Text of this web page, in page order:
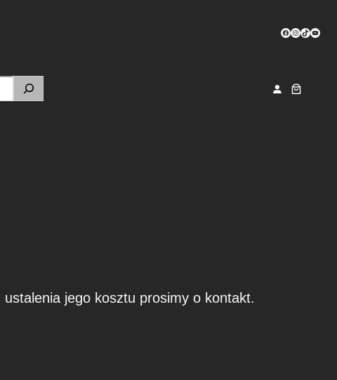
Facebook
Instagram
TikTok
jego kosztu prosimy o kontakt.